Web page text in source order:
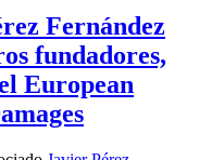
Fernández
fundadores,
European